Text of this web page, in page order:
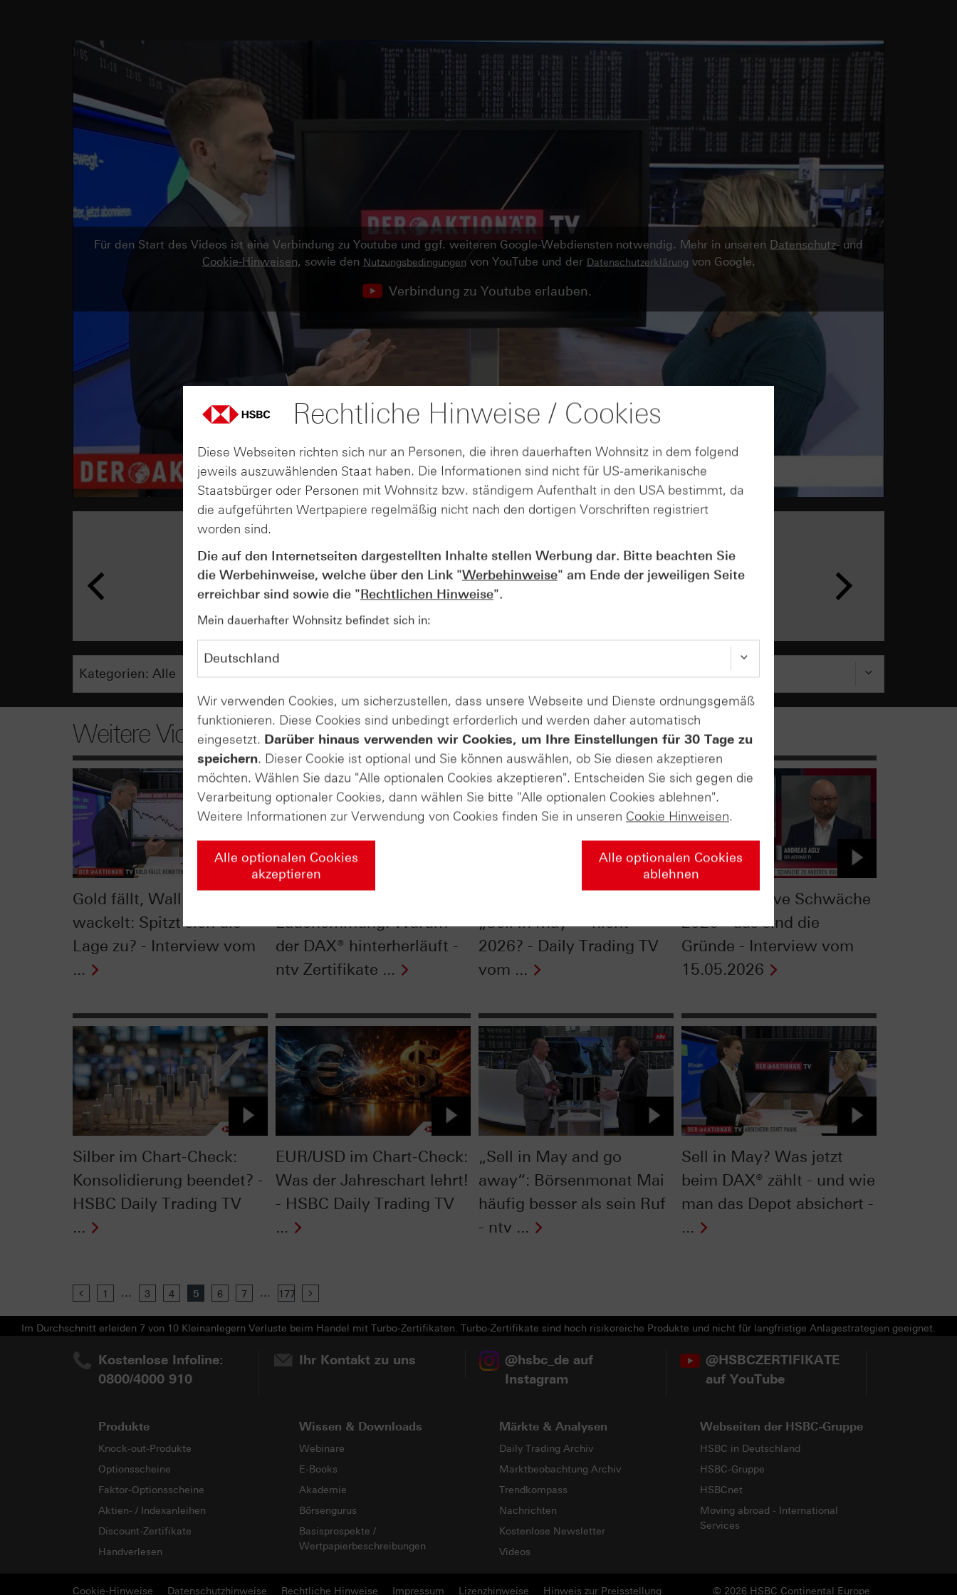
Für den Start des Videos ist eine Verbindung zu Youtube und ggf. weiteren Google-Webdiensten notwendig. Mehr in unseren Datenschutz- und
Cookie-Hinweisen, sowie den Nutzungsbedingungen von YouTube und der Datenschutzerklärung von Google.
Verbindung zu Youtube erlauben.
AUGUST
07
Wie lange bleibt der DAX® in
Rekordlaune? - ntv Zertifikate
07.08.26
Weitere Videos
Gold fällt, Wall Street
wackelt: Spitzt sich die
Lage zu? - Interview vom
...
Ladehemmung: Warum
der DAX® hinterherläuft -
ntv Zertifikate ...
„Sell in May“ – nicht
2026? - Daily Trading TV
vom ...
DAX®: Relative Schwäche
2026 - das sind die
Gründe - Interview vom
15.05.2026
Silber im Chart-Check:
Konsolidierung beendet? -
HSBC Daily Trading TV
...
EUR/USD im Chart-Check:
Was der Jahreschart lehrt!
- HSBC Daily Trading TV
...
„Sell in May and go
away“: Börsenmonat Mai
häufig besser als sein Ruf
- ntv ...
Sell in May? Was jetzt
beim DAX® zählt - und wie
man das Depot absichert -
...
Previous
1 ... 3 4 5 6 7 ... 177
Im Durchschnitt erleiden 7 von 10 Kleinanlegern Verluste beim Handel mit Turbo-Zertifikaten. Turbo-Zertifikate sind hoch risikoreiche Produkte und nicht für langfristige Anlagestrategien geeignet.
Kostenlose Infoline:
0800/4000 910
Ihr Kontakt zu uns
@hsbc_de auf
Instagram
@HSBCZERTIFIKATE
auf YouTube
Produkte
Knock-out-Produkte
Optionsscheine
Faktor-Optionsscheine
Aktien- / Indexanleihen
Discount-Zertifikate
Handverlesen
Wissen & Downloads
Webinare
E-Books
Akademie
Börsengurus
Basisprospekte /
Wertpapierbeschreibungen
Märkte & Analysen
Daily Trading Archiv
Marktbeobachtung Archiv
Trendkompass
Nachrichten
Kostenlose Newsletter
Videos
Webseiten der HSBC-Gruppe
HSBC in Deutschland
HSBC-Gruppe
HSBCnet
Moving abroad - International
Services
Cookie-Hinweise Datenschutzhinweise Rechtliche Hinweise Impressum Lizenzhinweise © 2026 HSBC Continental Europe
Hinweis zur Preisstellung
Rechtliche Hinweise / Cookies
Diese Webseiten richten sich nur an Personen, die ihren dauerhaften Wohnsitz in dem folgend
jeweils auszuwählenden Staat haben. Die Informationen sind nicht für US-amerikanische
Staatsbürger oder Personen mit Wohnsitz bzw. ständigem Aufenthalt in den USA bestimmt, da
die aufgeführten Wertpapiere regelmäßig nicht nach den dortigen Vorschriften registriert
worden sind.
Die auf den Internetseiten dargestellten Inhalte stellen Werbung dar. Bitte beachten Sie
die Werbehinweise, welche über den Link "Werbehinweise" am Ende der jeweiligen Seite
erreichbar sind sowie die "Rechtlichen Hinweise".
Mein dauerhafter Wohnsitz befindet sich in:
Wir verwenden Cookies, um sicherzustellen, dass unsere Webseite und Dienste ordnungsgemäß
funktionieren. Diese Cookies sind unbedingt erforderlich und werden daher automatisch
eingesetzt. Darüber hinaus verwenden wir Cookies, um Ihre Einstellungen für 30 Tage zu
speichern. Dieser Cookie ist optional und Sie können auswählen, ob Sie diesen akzeptieren
möchten. Wählen Sie dazu "Alle optionalen Cookies akzeptieren". Entscheiden Sie sich gegen die
Verarbeitung optionaler Cookies, dann wählen Sie bitte "Alle optionalen Cookies ablehnen".
Weitere Informationen zur Verwendung von Cookies finden Sie in unseren Cookie Hinweisen.
Alle optionalen Cookies
akzeptieren
Alle optionalen Cookies
ablehnen